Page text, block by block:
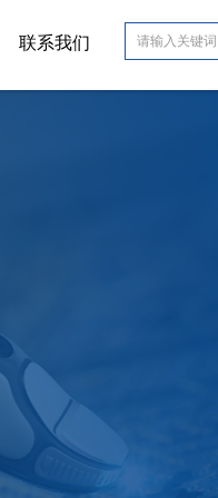
联系我们